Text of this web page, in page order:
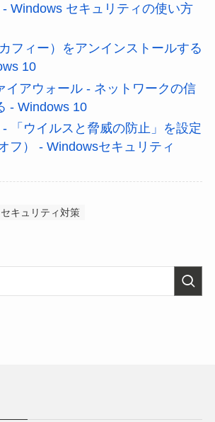
Windows セキュリティの使い方
フィー）をアンインストールする
10
イアウォール - ネットワークの信
- Windows 10
「ウイルスと脅威の防止」を設定
フ） - Windowsセキュリティ
セキュリティ対策